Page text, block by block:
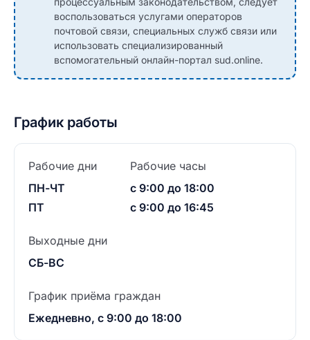
воспользоваться услугами операторов
почтовой связи, специальных служб связи или
использовать специализированный
вспомогательный онлайн-портал sud.online.
График работы
Рабочие дни
ПН-ЧТ
ПТ
Рабочие часы
с 9:00 до 18:00
с 9:00 до 16:45
Выходные дни
СБ-ВС
График приёма граждан
Ежедневно, с 9:00 до 18:00